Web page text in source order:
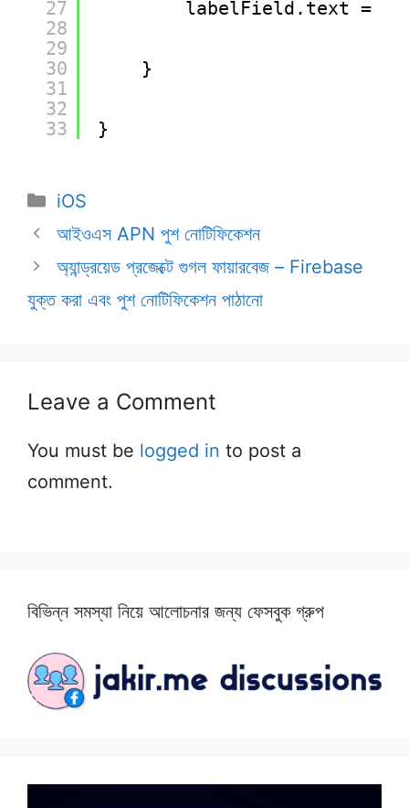
27
28
29
30
31
32
33
labelField.text =
}
}
Categories
iOS
আইওএস APN পুশ নোটিফিকেশন
অ্যান্ড্রয়েড প্রজেক্টে গুগল ফায়ারবেজ – Firebase
যুক্ত করা এবং পুশ নোটিফিকেশন পাঠানো
Leave a Comment
You must be logged in to post a
comment.
বিভিন্ন সমস্যা নিয়ে আলোচনার জন্য ফেসবুক গ্রুপ